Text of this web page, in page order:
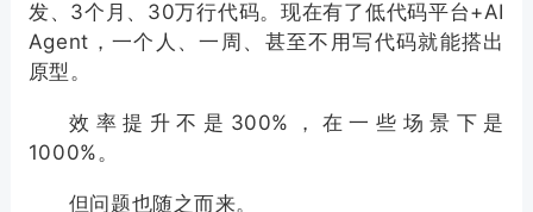
发、3个月、30万行代码。现在有了低代码平台+AI
Agent，一个人、一周、甚至不用写代码就能搭出
原型。
效率提升不是300%，在一些场景下是
1000%。
但问题也随之而来。